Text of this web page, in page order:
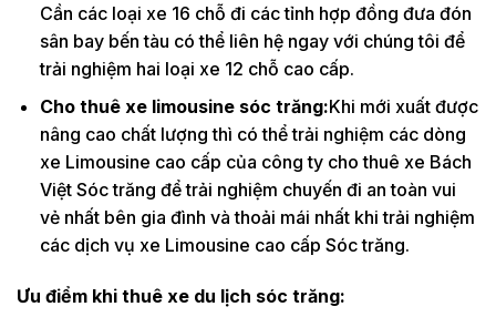
Cần các loại xe 16 chỗ đi các tỉnh hợp đồng đưa đón
sân bay bến tàu có thể liên hệ ngay với chúng tôi để
trải nghiệm hai loại xe 12 chỗ cao cấp.
Cho thuê xe limousine sóc trăng:Khi mới xuất được
nâng cao chất lượng thì có thể trải nghiệm các dòng
xe Limousine cao cấp của công ty cho thuê xe Bách
Việt Sóc trăng để trải nghiệm chuyến đi an toàn vui
vẻ nhất bên gia đình và thoải mái nhất khi trải nghiệm
các dịch vụ xe Limousine cao cấp Sóc trăng.
Ưu điểm khi thuê xe du lịch sóc trăng: